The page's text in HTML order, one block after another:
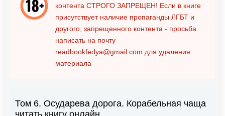
контента СТРОГО ЗАПРЕЩЕН! Если в книге
присутствует наличие пропаганды ЛГБТ и
другого, запрещенного контента - просьба
написать на почту
readbookfedya@gmail.com для удаления
материала
Том 6. Осударева дорога. Корабельная чаща